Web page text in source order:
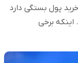
پول بستگی دارد
برخی